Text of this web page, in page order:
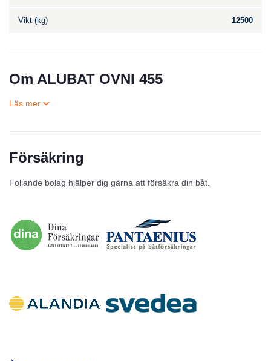
Vikt (kg) 12500
Om ALUBAT OVNI 455
Försäkring
Följande bolag hjälper dig gärna att försäkra din båt.